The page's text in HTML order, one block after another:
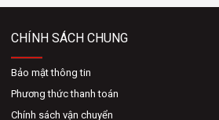
CHÍNH SÁCH CHUNG
Bảo mật thông tin
Phương thức thanh toán
Chính sách vận chuyển